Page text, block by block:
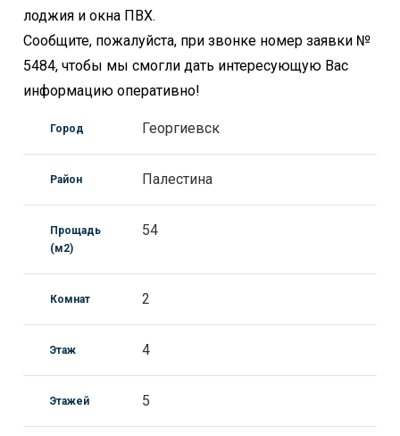
лоджия и окна ПВХ.
Сообщите, пожалуйста, при звонке номер заявки №
5484, чтобы мы смогли дать интересующую Вас
информацию оперативно!
Город Георгиевск
Район Палестина
Прощадь
(м2)
54
Комнат 2
Этаж 4
Этажей 5